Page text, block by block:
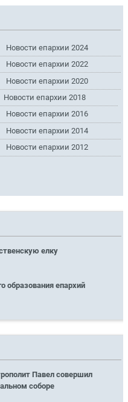
Новости епархии 2024
Новости епархии 2022
Новости епархии 2020
Новости епархии 2018
Новости епархии 2016
Новости епархии 2014
Новости епархии 2012
елку
образования епархий
Павел совершил
соборе